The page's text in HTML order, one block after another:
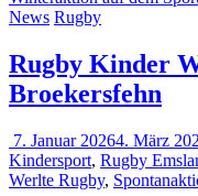
News Rugby
Rugby Kinder
Broekersfehn
7. Januar 20264. März
Kindersport, Rugby
Werlte Rugby,